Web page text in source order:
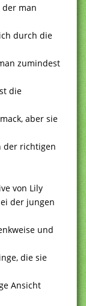
man
durch die
zumindest
die
aber sie
der richtigen
von Lily
der jungen
und
die sie
Ansicht